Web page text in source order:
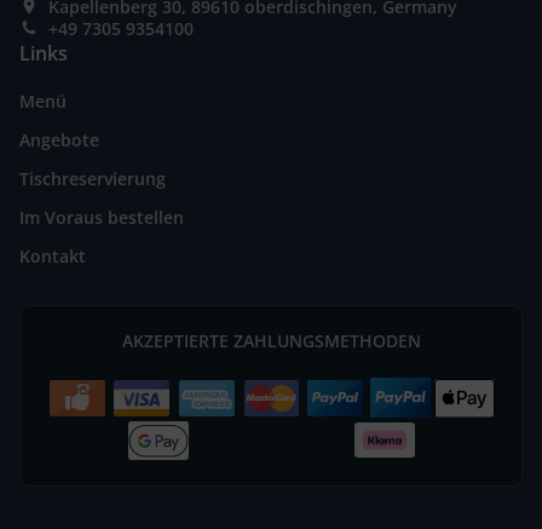
Kapellenberg 30, 89610 oberdischingen, Germany
+49 7305 9354100
Links
Menü
Angebote
Tischreservierung
Im Voraus bestellen
Kontakt
AKZEPTIERTE ZAHLUNGSMETHODEN